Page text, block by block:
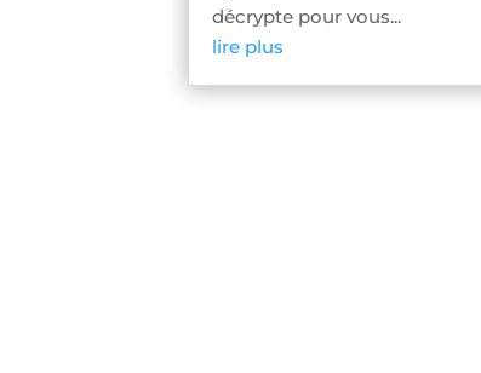
décrypte pour vous...
lire plus